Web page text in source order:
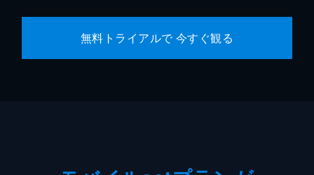
無料トライアルで 今すぐ観る